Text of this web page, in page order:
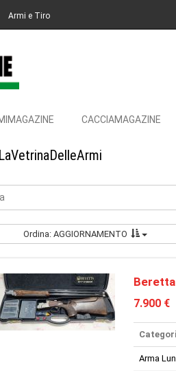
Armi e Tiro
CACCIAMAGAZINE
Ordina: AGGIORNAMENTO
Beretta
7.900 €
Arma